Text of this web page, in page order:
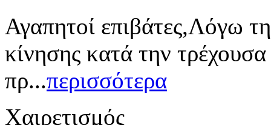
Αγαπητοί επιβάτες,Λόγω
κίνησης κατά την
πρ...περισσότερα
Χαιρετισμός